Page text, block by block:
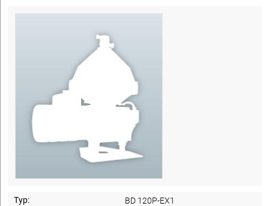
Typ:
BD 120P-EX1